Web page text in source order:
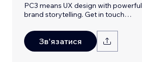
PC3 means UX design with powerful
brand storytelling. Get in touch
Зв'язатися